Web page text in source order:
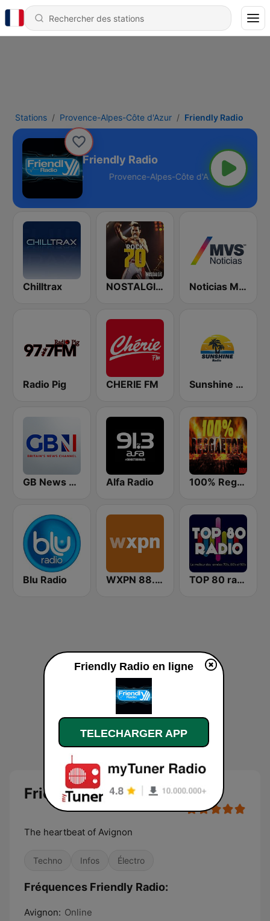
Stations Provence-Alpes-Côte d'Azur Friendly Radio
Friendly Radio
d'Azur - Online
Chilltrax NOSTALGIE ROCK 70 Noticias MVS
Radio Pig CHERIE FM Sunshine Radio
GB News Radio Alfa Radio 100% Reggaeton Radio
Blu Radio WXPN 88.5 XPN TOP 80 radio
Friendly Radio
The heartbeat of Avignon
Techno Infos Électro
Fréquences Friendly Radio:
Avignon: Online
Friendly Radio en ligne
TELECHARGER APP